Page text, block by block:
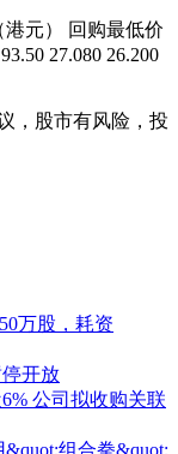
元） 回购最低价
27.080 26.200
，股市有风险，投
万股，耗资
开放
公司拟收购关联
组合拳&quot;